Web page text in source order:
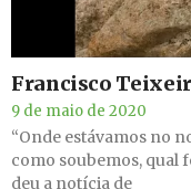
Francisco
9 de maio de 2020
“Onde estávamos no
como soubemos, qual
deu a notícia de